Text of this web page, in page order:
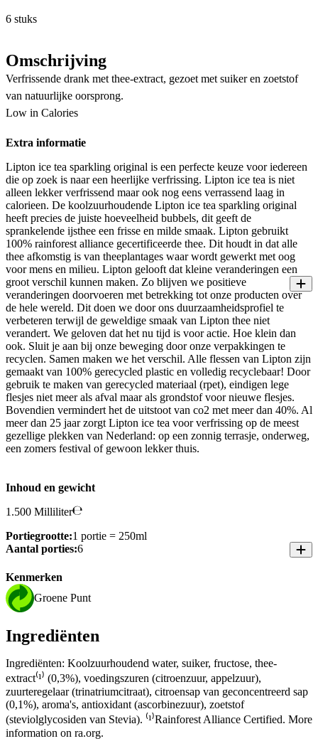
6 stuks
Omschrijving
Verfrissende drank met thee-extract, gezoet met suiker en zoetstof
van natuurlijke oorsprong.
Low in Calories
Extra informatie
Lipton ice tea sparkling original is een perfecte keuze voor iedereen
die op zoek is naar een heerlijke verfrissing. Lipton ice tea is niet
alleen lekker verfrissend maar ook nog eens verrassend laag in
calorieen. De koolzuurhoudende Lipton ice tea sparkling original
heeft precies de juiste hoeveelheid bubbels, dit geeft de
sprankelende ijsthee een frisse en milde smaak. Lipton gebruikt
100% rainforest alliance gecertificeerde thee. Dit houdt in dat alle
thee afkomstig is van theeplantages waar wordt gewerkt met oog
voor mens en milieu. Lipton gelooft dat kleine veranderingen een
groot verschil kunnen maken. Zo blijven we positieve
veranderingen doorvoeren met betrekking tot onze producten over
de hele wereld. Dit doen we door ons duurzaamheidsprofiel te
verbeteren terwijl de geweldige smaak van Lipton thee niet
verandert. We geloven dat het nu tijd is voor actie. Hoe klein dan
ook. Sluit je aan bij onze beweging door onze verpakkingen te
recyclen. Samen maken we het verschil. Alle flessen van Lipton zijn
gemaakt van 100% gerecycled plastic en volledig recyclebaar! Door
gebruik te maken van gerecycled materiaal (rpet), eindigen lege
flesjes niet meer als afval maar als grondstof voor nieuwe flesjes.
Bovendien vermindert het de uitstoot van co2 met meer dan 40%. Al
meer dan 25 jaar zorgt Lipton ice tea voor verfrissing op de meest
gezellige plekken van Nederland: op een zonnig terrasje, onderweg,
een zomers festival of gewoon lekker thuis.
Inhoud en gewicht
1.500 Milliliter
Portiegrootte:1 portie = 250ml
Aantal porties:6
Kenmerken
Groene Punt
Ingrediënten
Ingrediënten: Koolzuurhoudend water, suiker, fructose, thee-
extract⁽¹⁾ (0,3%), voedingszuren (citroenzuur, appelzuur),
zuurteregelaar (trinatriumcitraat), citroensap van geconcentreerd sap
(0,1%), aroma's, antioxidant (ascorbinezuur), zoetstof
(steviolglycosiden van Stevia). ⁽¹⁾Rainforest Alliance Certified. More
information on ra.org.